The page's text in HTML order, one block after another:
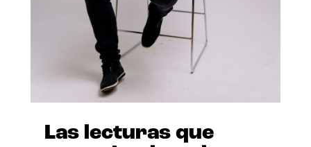
Las lecturas que